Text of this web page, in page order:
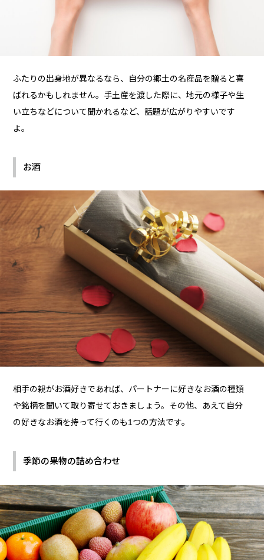
ふたりの出身地が異なるなら、自分の郷土の名産品を贈ると喜
ばれるかもしれません。手土産を渡した際に、地元の様子や生
い立ちなどについて聞かれるなど、話題が広がりやすいです
よ。
お酒
相手の親がお酒好きであれば、パートナーに好きなお酒の種類
や銘柄を聞いて取り寄せておきましょう。その他、あえて自分
の好きなお酒を持って行くのも1つの方法です。
季節の果物の詰め合わせ